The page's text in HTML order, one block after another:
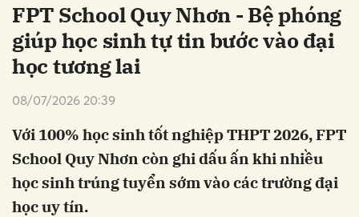
FPT School Quy Nhơn - Bệ phóng
giúp học sinh tự tin bước vào đại
học tương lai
08/07/2026 20:39
Với 100% học sinh tốt nghiệp THPT 2026, FPT
School Quy Nhơn còn ghi dấu ấn khi nhiều
học sinh trúng tuyển sớm vào các trường đại
học uy tín.
Hủy Gửi